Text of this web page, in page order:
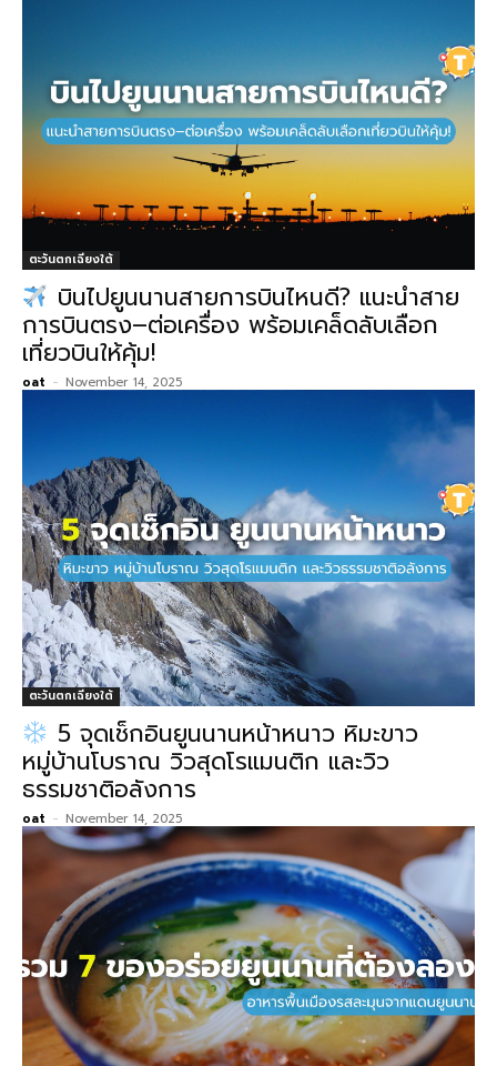
ตะวันตกเฉียงใต้
บินไปยูนนานสายการบินไหนดี? แนะนำสาย
การบินตรง–ต่อเครื่อง พร้อมเคล็ดลับเลือก
เที่ยวบินให้คุ้ม!
oat - November 14, 2025
ตะวันตกเฉียงใต้
5 จุดเช็กอินยูนนานหน้าหนาว หิมะขาว
หมู่บ้านโบราณ วิวสุดโรแมนติก และวิว
ธรรมชาติอลังการ
oat - November 14, 2025